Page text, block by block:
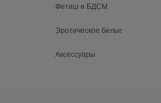
Фетиш и БДСМ
Эротическое белье
Аксессуары